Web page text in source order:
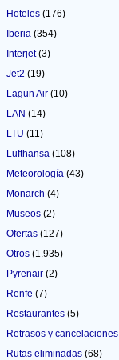
Hoteles (176)
Iberia (354)
Interjet(3)
Jet2 (19)
Lagun Air (10)
LAN (14)
LTU (11)
Lufthansa (108)
Meteorologí­a (43)
Monarch (4)
Museos (2)
Ofertas (127)
Otros (1.935)
Pyrenair (2)
Renfe (7)
Restaurantes (5)
Retrasos y cancelaciones
Rutas eliminadas (68)